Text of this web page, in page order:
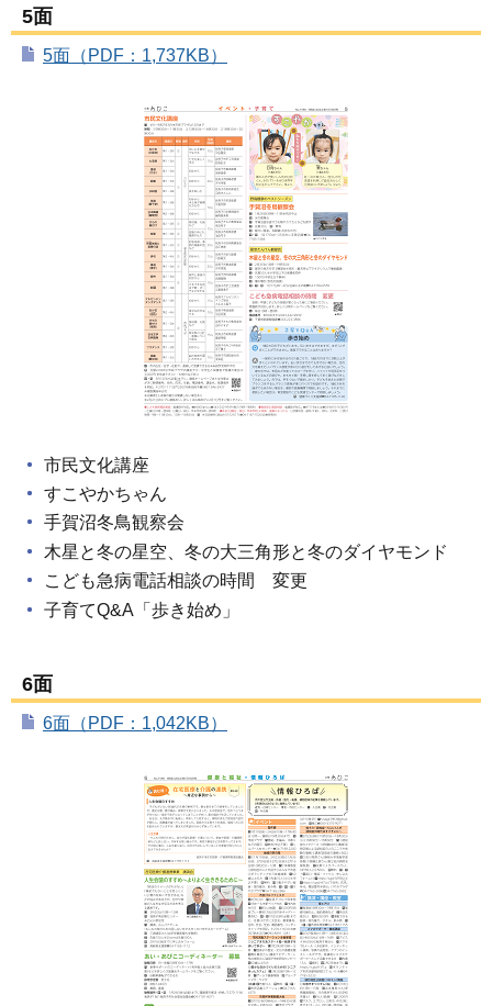
5面
5面（PDF：1,737KB）
市民文化講座
すこやかちゃん
手賀沼冬鳥観察会
木星と冬の星空、冬の大三角形と冬のダイヤモンド
こども急病電話相談の時間 変更
子育てQ&A「歩き始め」
6面
6面（PDF：1,042KB）